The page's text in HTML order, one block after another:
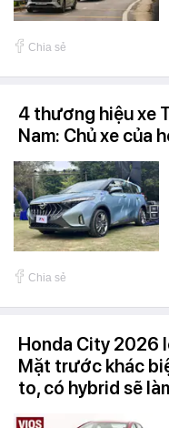
Chia sẻ
4 thương hiệu xe
Nam: Chủ xe của
Chia sẻ
Honda City 2026
Mặt trước khác
to, có hybrid sẽ